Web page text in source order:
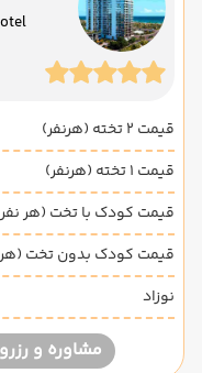
قیمت 2 تخته (هرنفر)
قیمت 1 تخته (هرنفر)
قیمت کودک با تخت (هر
قیمت کودک بدون تخت
نوزاد
مشاوره و